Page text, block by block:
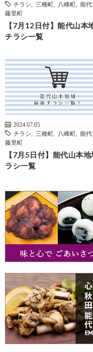
チラシ
三種町 八峰町 能代
藤里町
【7月12日付】能代山本
チラシ一覧
2024.07.05
チラシ
三種町 八峰町 能代
藤里町
【7月5日付】能代山本
ラシ一覧